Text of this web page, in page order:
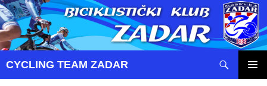
CYCLING TEAM ZADAR